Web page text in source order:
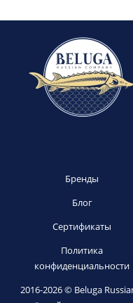
Бренды
Блог
Сертификаты
Политика
конфиденциальности
2016-2026 © Beluga